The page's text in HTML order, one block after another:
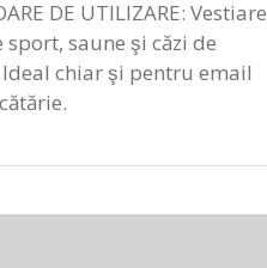
DE UTILIZARE: Vestiare
saune şi căzi de
chiar şi pentru email